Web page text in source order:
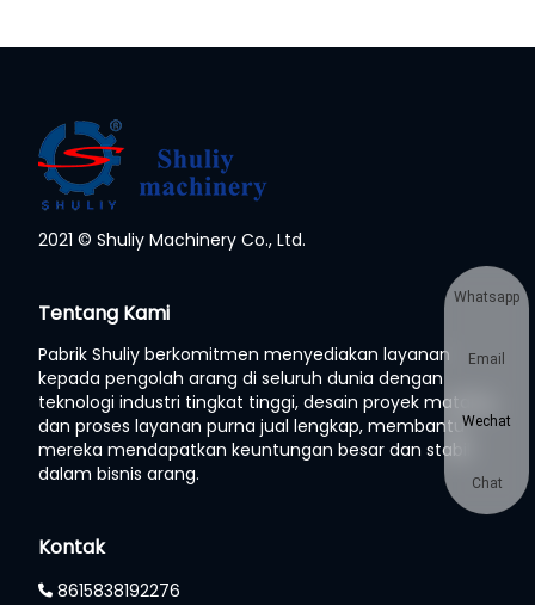
2021 © Shuliy Machinery Co., Ltd.
Tentang Kami
Pabrik Shuliy berkomitmen menyediakan layanan
kepada pengolah arang di seluruh dunia dengan
teknologi industri tingkat tinggi, desain proyek matang,
dan proses layanan purna jual lengkap, membantu
mereka mendapatkan keuntungan besar dan stabil
dalam bisnis arang.
Kontak
8615838192276
Whatsapp
Email
Wechat
Chat